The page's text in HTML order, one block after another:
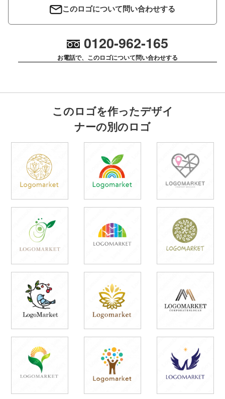
このロゴについて問い合わせする
0120-962-165
お電話で、このロゴについて問い合わせする
このロゴを作ったデザイ
ナーの別のロゴ